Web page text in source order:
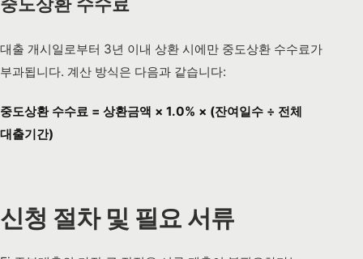
중도상환 수수료
대출 개시일로부터 3년 이내 상환 시에만 중도상환 수수료가
부과됩니다. 계산 방식은 다음과 같습니다:
중도상환 수수료 = 상환금액 × 1.0% × (잔여일수 ÷ 전체
대출기간)
신청 절차 및 필요 서류